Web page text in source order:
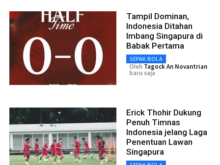
Tampil Dominan,
Indonesia Ditahan
Imbang Singapura di
Babak Pertama
SEPAK BOLA
Oleh Tagock An Novantrian
baru saja
Erick Thohir Dukung
Penuh Timnas
Indonesia jelang Laga
Penentuan Lawan
Singapura